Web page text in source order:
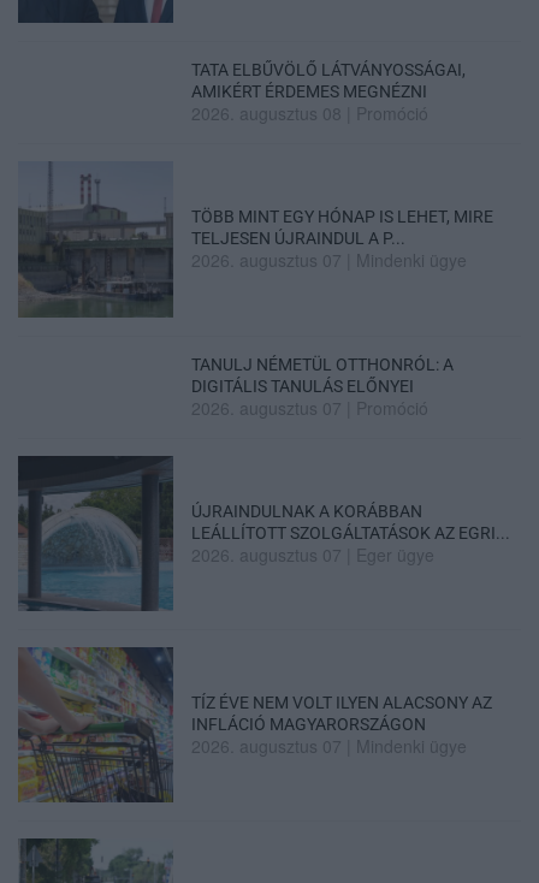
TATA ELBŰVÖLŐ LÁTVÁNYOSSÁGAI,
AMIKÉRT ÉRDEMES MEGNÉZNI
2026. augusztus 08 Promóció
TÖBB MINT EGY HÓNAP IS LEHET, MIRE
TELJESEN ÚJRAINDUL A P...
2026. augusztus 07 Mindenki ügye
TANULJ NÉMETÜL OTTHONRÓL: A
DIGITÁLIS TANULÁS ELŐNYEI
2026. augusztus 07 Promóció
ÚJRAINDULNAK A KORÁBBAN
LEÁLLÍTOTT SZOLGÁLTATÁSOK AZ EGRI...
2026. augusztus 07 Eger ügye
TÍZ ÉVE NEM VOLT ILYEN ALACSONY AZ
INFLÁCIÓ MAGYARORSZÁGON
2026. augusztus 07 Mindenki ügye